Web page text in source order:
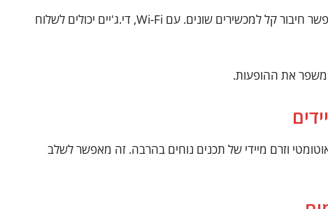
מערכות דיג'יי כיום מצוידות ב-Bluetooth. זה מאפשר חיבור קל למכשירים שונים. עם Wi-Fi, די.ג'יים יכולים לשלוח
את ההופעות.
וזרם מיידי של תכנים נוחים בהרבה. זה מאפשר לשלב